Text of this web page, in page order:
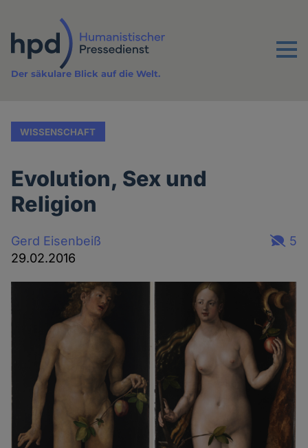
Inhalt
Menu
Der säkulare Blick auf die Welt.
WISSENSCHAFT
Evolution, Sex und
Religion
Gerd Eisenbeiß
29.02.2016
5